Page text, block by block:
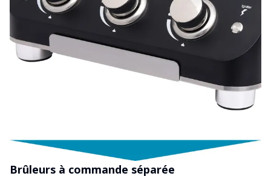
Brûleurs à commande séparée